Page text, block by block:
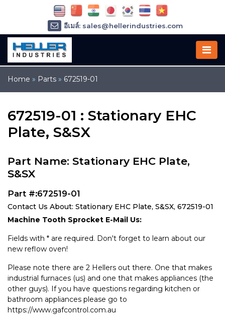
Home » Parts » 672519-01
672519-01 : Stationary EHC
Plate, S&SX
Part Name: Stationary EHC Plate,
S&SX
Part #:672519-01
Contact Us About: Stationary EHC Plate, S&SX, 672519-01
Machine Tooth Sprocket E-Mail Us:
Fields with * are required. Don't forget to learn about our
new reflow oven!
Please note there are 2 Hellers out there. One that makes
industrial furnaces (us) and one that makes appliances (the
other guys). If you have questions regarding kitchen or
bathroom appliances please go to
https://www.gafcontrol.com.au
อีเมล์: sales@hellerindustries.com
อีเมล์: service@hellerindustries.com
โทรศัพท์ :